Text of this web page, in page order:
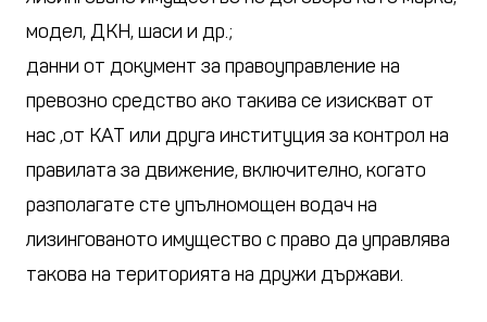
модел, ДКН, шаси и др.;
данни от документ за правоуправление на
превозно средство ако такива се изискват от
нас ,от КАТ или друга институция за контрол на
правилата за движение, включително, когато
разполагате сте упълномощен водач на
лизингованото имущество с право да управлява
такова на територията на дружи държави.